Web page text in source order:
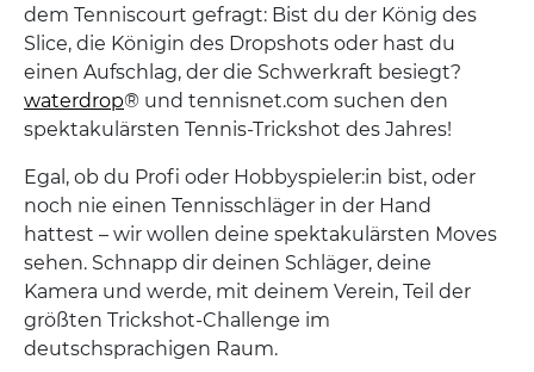
dem Tenniscourt gefragt: Bist du der König des
Slice, die Königin des Dropshots oder hast du
einen Aufschlag, der die Schwerkraft besiegt?
waterdrop® und tennisnet.com suchen den
spektakulärsten Tennis-Trickshot des Jahres!
Egal, ob du Profi oder Hobbyspieler:in bist, oder
noch nie einen Tennisschläger in der Hand
hattest – wir wollen deine spektakulärsten Moves
sehen. Schnapp dir deinen Schläger, deine
Kamera und werde, mit deinem Verein, Teil der
größten Trickshot-Challenge im
deutschsprachigen Raum.